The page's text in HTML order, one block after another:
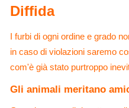
Diffida
I furbi di ogni ordine e grado
in caso di violazioni saremo
com'è già stato purtroppo
Gli animali meritano